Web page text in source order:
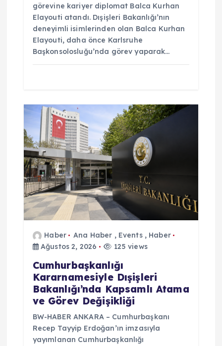
görevine kariyer diplomat Balca Kurhan
Elayouti atandı. Dışişleri Bakanlığı’nın
deneyimli isimlerinden olan Balca Kurhan
Elayouti, daha önce Karlsruhe
Başkonsolosluğu’nda görev yaparak…
Haber Ana Haber , Events, Haber
Ağustos 2, 2026
125 views
Cumhurbaşkanlığı
Kararnamesiyle Dışişleri
Bakanlığı’nda Kapsamlı Atama
ve Görev Değişikliği
BW-HABER ANKARA – Cumhurbaşkanı
Recep Tayyip Erdoğan’ın imzasıyla
yayımlanan Cumhurbaşkanlığı